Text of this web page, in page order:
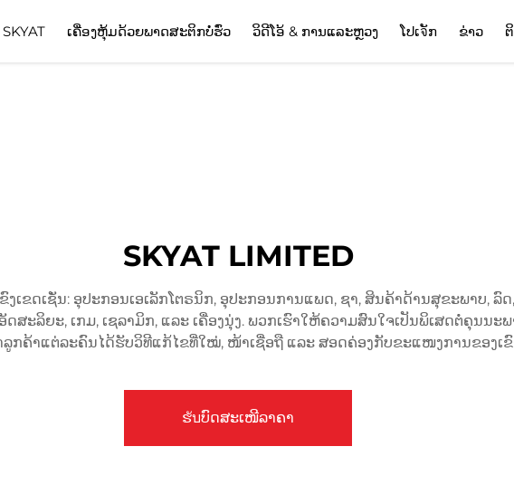
ເຄື່ອງຫຸ້ມດ້ວຍພາດສະຕິກບໍ່ຮົ່ວ ວິດີໂອ້ & ການແລະຫຼວງ ໂປເจັກ ຂ່າວ
SKYAT LIMITED
ຂດເຊັ່ນ: ອຸປະກອນເອເລັກໂຕຣນິກ, ອຸປະກອນການແພດ, ຊາ, ສິນຄ້າດ້ານສຸຂະພາບ, ລົ
ສະລິຍະ, ເກມ, ເຊລາມິກ, ແລະ ເຄື່ອງນຸ່ງ. ພວກເຮົາໃຫ້ຄວາມສົນໃຈເປັນພິເສດຕໍ່ຄຸນນະ
ກຄ້າແຕ່ລະຄົນໄດ້ຮັບວິທີແກ້ໄຂທີ່ໃໝ່, ໜ້າເຊື່ອຖື ແລະ ສອດຄ່ອງກັບຂະແໜງການຂອງເຂົ
ຮับບົດສະເໜີລາຄາ